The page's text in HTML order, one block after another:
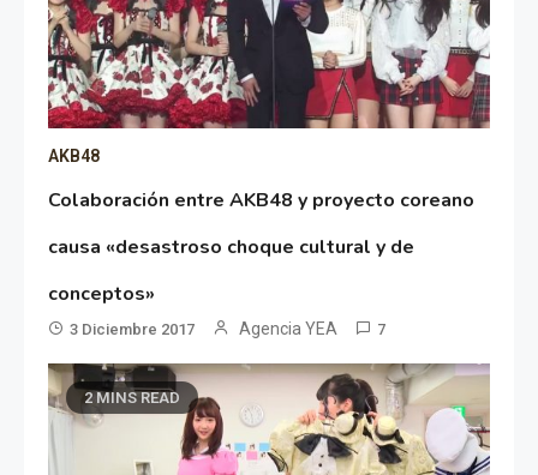
AKB48
Colaboración entre AKB48 y proyecto coreano
causa «desastroso choque cultural y de
conceptos»
3 Diciembre 2017 Agencia YEA 7
2 MINS READ